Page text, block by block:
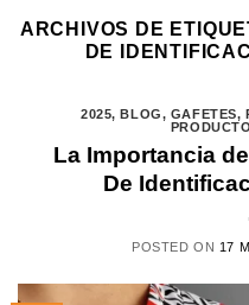
ARCHIVOS DE
DE
2025,BLOG, GAFETES,
La Importancia
De
POSTED ON 17